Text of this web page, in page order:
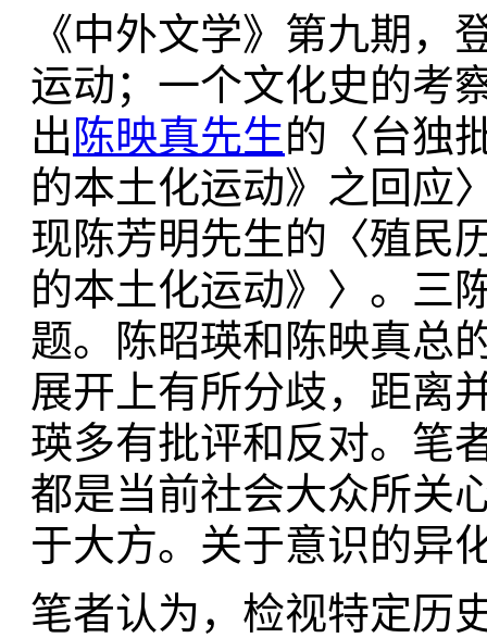
《中外文学》第九期，
运动；一个文化史的考
出 陈映真先生的〈台独
的本土化运动》之回应
现陈芳明先生的〈殖民
的本土化运动》〉。三
题。陈昭瑛和陈映真总
展开上有所分歧，距离
瑛多有批评和反对。笔
都是当前社会大众所关
于大方。关于意识的异
笔者认为，检视特定历